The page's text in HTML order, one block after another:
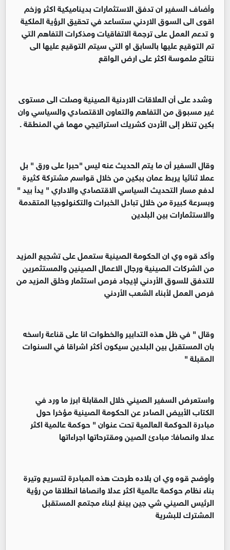
‏‏وأضاف السفير ان تدفق الاستثمارات بديناميكية اكثر وزخم
اقوى الى السوق الاردني ستساعد في تحقيق الرؤية الملكية
و تدعم العمل على ترجمة الاتفاقيات ومذكرات التفاهم التي
تم التوقيع عليها بالسابق او التي سيتم التوقيع عليها الى
نتائج ملموسة اكثر على ارض الواقع
‏ وشدد على أن العلاقات الاردنية الصينية وصلت الى مستوى
غير مسبوق من التفاهم والتعاون الاقتصادي والسياسي وان
بكين تنظر إلى الأردن كشريك استراتيجي مهما في المنطقة .
‏وقال السفير أن ما يتم الحديث عنه ليس "حبرا على ورق " بل
عملا ثنائيا يربط عمان ببكين من خلال قواسم مشتركة كثيرة
لدفع مسار التحديث السياسي الاقتصادي والاداري " يدأ بيد "
وبسرعة كبيرة من خلال تبادل الخبرات والتكنولوجيا المتقدمة
والاستثمارات بين البلدين
‏‏وأكد قوه وي ان الحكومة الصينية ستعمل على تشجيع المزيد
من الشركات الصينية ورجال الاعمال الصينين والمستثمرين
للتدفق للسوق الأردني لإيجاد فرص استثمار وخلق المزيد من
فرص العمل لأبناء الشعب الأردني
‏‏وقال " في ظل هذه التدابير والخطوات انا على قناعة راسخه
بان المستقبل بين البلدين سيكون أكثر اشراقا في السنوات
المقبلة "
‏‏واستعرض السفير الصيني خلال المقابلة ابرز ما ورد في
الكتاب الأبيض الصادر عن الحكومة الصينية مؤخرا حول
مبادرة الحوكمة العالمية تحت عنوان " حوكمة عالمية اكثر
عدلا وانصافا: مبادئ الصين ومقترحاتها اجراءاتها
‏‏وأوضح قوه وي ان بلاده طرحت هذه المبادرة لتسريع وتيرة
بناء نظام حوكمة عالمية اكثر عدلا وانصافا انطلاقا من رؤية
الرئيس الصيني شي جين بينغ لبناء مجتمع المستقبل
المشترك للبشرية